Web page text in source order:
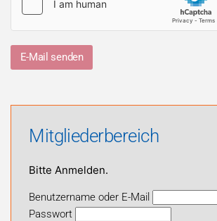
E-Mail senden
Mitgliederbereich
Bitte Anmelden.
Benutzername oder E-Mail
Passwort